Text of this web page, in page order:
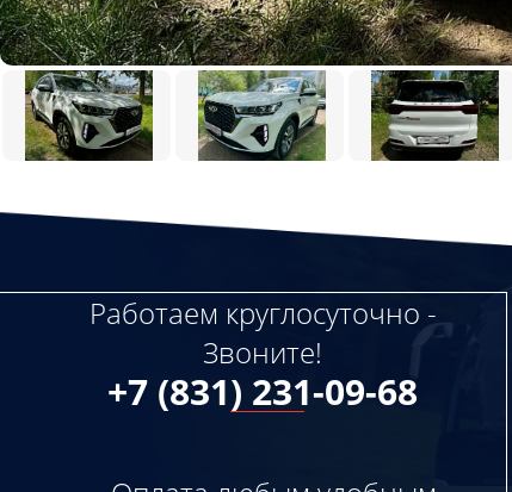
Работаем круглосуточно -
Звоните!
+7 (831) 231-09-68